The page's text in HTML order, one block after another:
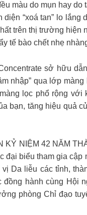
màu do mụn hay
“xoá tan” lo
trên thị trường
tế bào chết nhẹ
sở hữu
nhập” qua lớp
lọc phổ rộng
bạn, tăng hiệu quả
NIỆM 42 NĂM
biểu tham gia
Da liễu các tỉnh,
hành cùng Hội
phòng Chỉ đạo